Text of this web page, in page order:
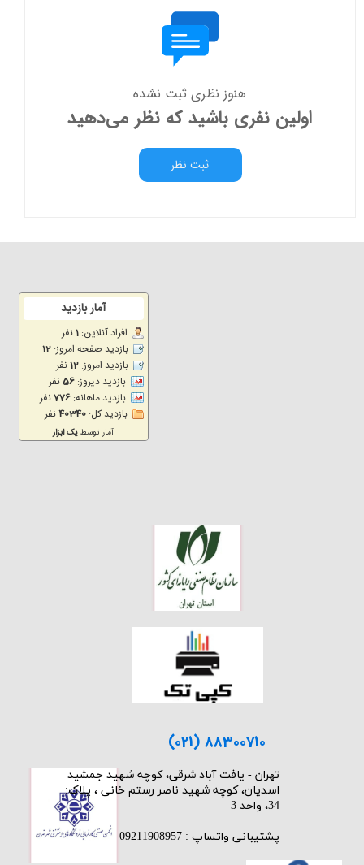
هنوز نظری ثبت نشده
اولین نفری باشید که نظر می‌دهید
ثبت نظر
(021) 88300710
​تهران - یافت آباد شرقی، کوچه شهید جمشید
اسدیان، کوچه شهید ناصر رستم خانی ، پلاک:
34، واحد 3
پشتیبانی واتساپ : 09211908957